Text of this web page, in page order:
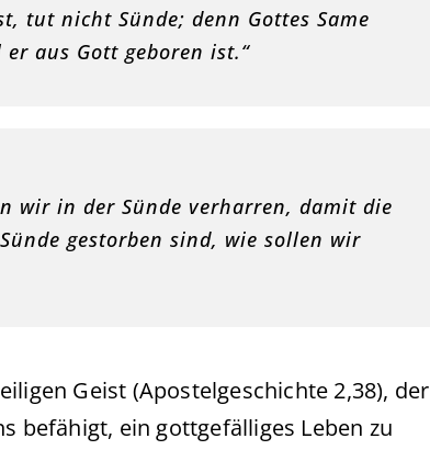
tut nicht Sünde; denn Gottes Same
aus Gott geboren ist.“
wir in der Sünde verharren, damit die
gestorben sind, wie sollen wir
Geist (Apostelgeschichte 2,38), der
befähigt, ein gottgefälliges Leben zu